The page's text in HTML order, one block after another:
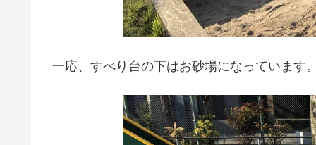
一応、すべり台の下はお砂場になっています